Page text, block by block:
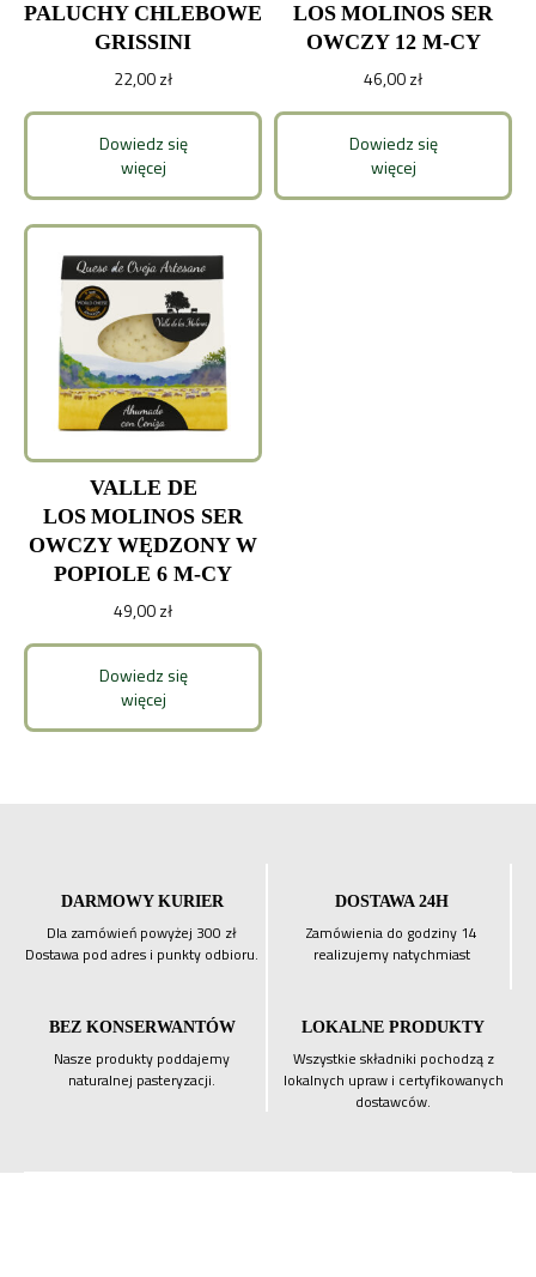
PALUCHY CHLEBOWE
GRISSINI
22,00zł
Dowiedz się
więcej
LOS MOLINOS SER
OWCZY 12 M-CY
46,00zł
Dowiedz się
więcej
VALLE DE
LOS MOLINOS SER
OWCZY WĘDZONY W
POPIOLE 6 M-CY
49,00zł
Dowiedz się
więcej
DARMOWY KURIER
Dla zamówień powyżej 300 zł
Dostawa pod adres i punkty odbioru.
DOSTAWA 24H
Zamówienia do godziny 14
realizujemy natychmiast
BEZ KONSERWANTÓW
Nasze produkty poddajemy
naturalnej pasteryzacji.
LOKALNE PRODUKTY
Wszystkie składniki pochodzą z
lokalnych upraw i certyfikowanych
dostawców.